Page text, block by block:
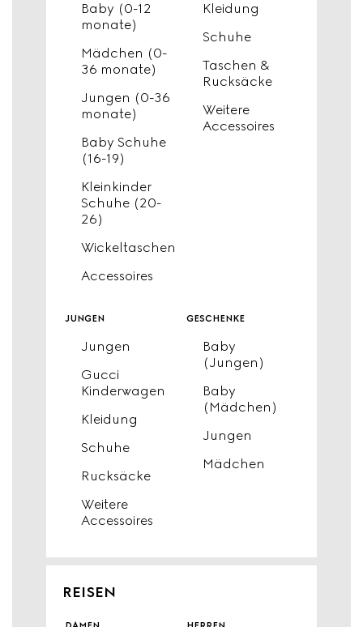
Baby (0-12
monate)
Mädchen (0-
36 monate)
Jungen (0-36
monate)
Baby Schuhe
(16-19)
Kleinkinder
Schuhe (20-
26)
Wickeltaschen
Accessoires
Kleidung
Schuhe
Taschen &
Rucksäcke
Weitere
Accessoires
jungen
Jungen
Gucci
Kinderwagen
Kleidung
Schuhe
Rucksäcke
Weitere
Accessoires
geschenke
Baby
(Jungen)
Baby
(Mädchen)
Jungen
Mädchen
REISEN